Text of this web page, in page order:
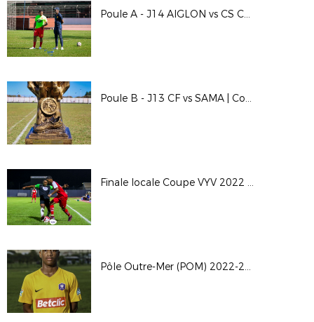
Poule A - J14 AIGLON vs CS CASE-PILOTE | Course au 6 Majo 2022-2023
Poule B - J13 CF vs SAMA | Course au 6 Majo 2022-2023
Finale locale Coupe VYV 2022 | GL 0-2 CF
Pôle Outre-Mer (POM) 2022-2023 | Photos promo + 1er entraînement